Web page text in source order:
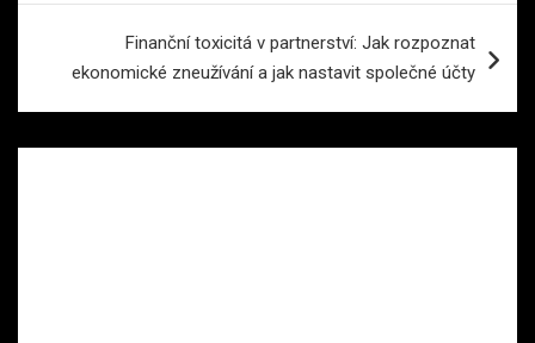
Finanční toxicitá v partnerství: Jak rozpoznat
ekonomické zneužívání a jak nastavit společné účty